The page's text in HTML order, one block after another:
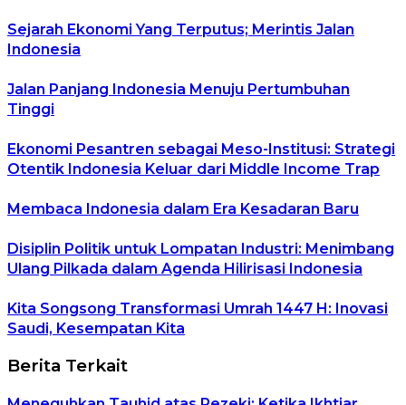
Sejarah Ekonomi Yang Terputus; Merintis Jalan
Indonesia
Jalan Panjang Indonesia Menuju Pertumbuhan
Tinggi
Ekonomi Pesantren sebagai Meso-Institusi: Strategi
Otentik Indonesia Keluar dari Middle Income Trap
Membaca Indonesia dalam Era Kesadaran Baru
Disiplin Politik untuk Lompatan Industri: Menimbang
Ulang Pilkada dalam Agenda Hilirisasi Indonesia
Kita Songsong Transformasi Umrah 1447 H: Inovasi
Saudi, Kesempatan Kita
Berita Terkait